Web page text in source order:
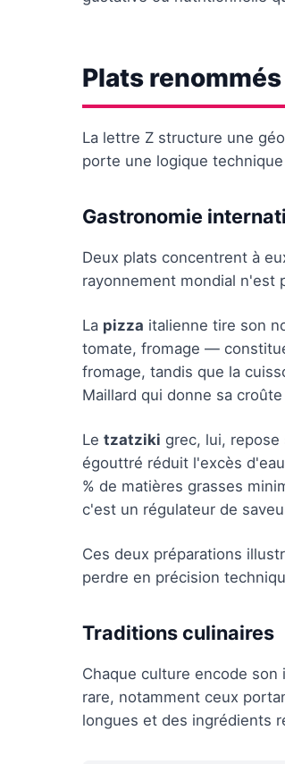
Plats
La lettre Z structure une
porte une logique
Gastronomie
Deux plats concentrent à
rayonnement mondial n'est
La pizza italienne tire son
tomate, fromage —
fromage, tandis que la
Maillard qui donne sa
Le tzatziki grec, lui,
égouttré réduit l'excès
% de matières grasses
c'est un régulateur de
Ces deux préparations
perdre en précision
Traditions culinaires
Chaque culture encode
rare, notamment ceux
longues et des ingrédients